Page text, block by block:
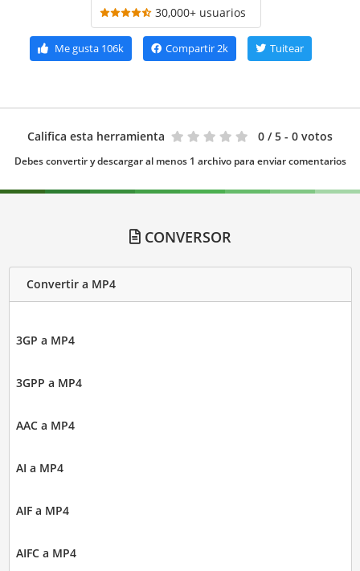
30,000+ usuarios
Me gusta106k Compartir 2k Tuitear
Califica esta herramienta 0 / 5 - 0 votos
Debes convertir y descargar al menos 1 archivo para enviar comentarios
CONVERSOR
Convertir a MP4
3GP a MP4
3GPP a MP4
AAC a MP4
AI a MP4
AIF a MP4
AIFC a MP4